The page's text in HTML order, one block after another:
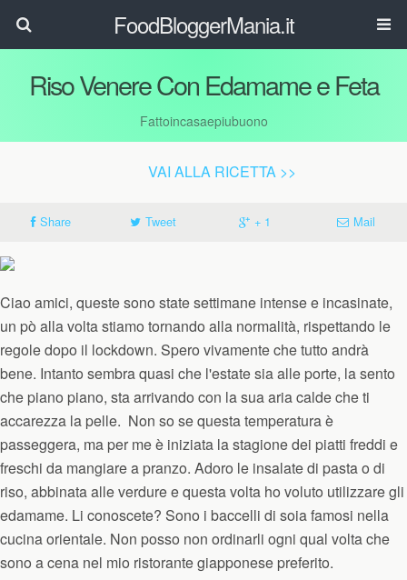
FoodBloggerMania.it
Riso Venere Con Edamame e Feta
Fattoincasaepiubuono
VAI ALLA RICETTA >>
Share Tweet + 1 Mail
Ciao amici, queste sono state settimane intense e incasinate,
un pò alla volta stiamo tornando alla normalità, rispettando le
regole dopo il lockdown. Spero vivamente che tutto andrà
bene. Intanto sembra quasi che l'estate sia alle porte, la sento
che piano piano, sta arrivando con la sua aria calde che ti
accarezza la pelle. Non so se questa temperatura è
passeggera, ma per me è iniziata la stagione dei piatti freddi e
freschi da mangiare a pranzo. Adoro le insalate di pasta o di
riso, abbinata alle verdure e questa volta ho voluto utilizzare gli
edamame. Li conoscete? Sono i baccelli di soia famosi nella
cucina orientale. Non posso non ordinarli ogni qual volta che
sono a cena nel mio ristorante giapponese preferito.